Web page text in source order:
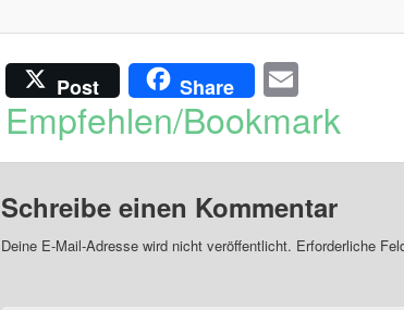
Post Share Email
Empfehlen/Bookmark
Schreibe einen Kommentar
Deine E-Mail-Adresse wird nicht veröffentlicht. Erforderliche